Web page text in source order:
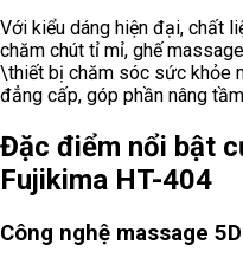
Với kiểu dáng hiện đại, chất
chăm chút tỉ mỉ, ghế
\thiết bị chăm sóc sức khỏe
đẳng cấp, góp phần nâng
Đặc điểm nổi bật
Fujikima HT-404
Công nghệ massage